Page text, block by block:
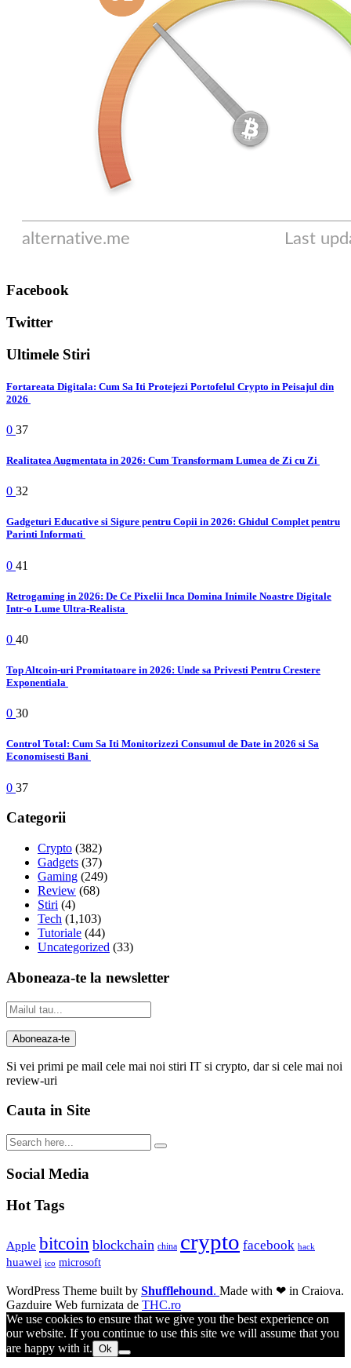
Facebook
Twitter
Ultimele Stiri
Fortareata Digitala: Cum Sa Iti Protejezi Portofelul Crypto in Peisajul din
2026
0 37
Realitatea Augmentata in 2026: Cum Transformam Lumea de Zi cu Zi
0 32
Gadgeturi Educative si Sigure pentru Copii in 2026: Ghidul Complet pentru
Parinti Informati
0 41
Retrogaming in 2026: De Ce Pixelii Inca Domina Inimile Noastre Digitale
Intr-o Lume Ultra-Realista
0 40
Top Altcoin-uri Promitatoare in 2026: Unde sa Privesti Pentru Crestere
Exponentiala
0 30
Control Total: Cum Sa Iti Monitorizezi Consumul de Date in 2026 si Sa
Economisesti Bani
0 37
Categorii
Crypto (382)
Gadgets (37)
Gaming (249)
Review (68)
Stiri (4)
Tech (1,103)
Tutoriale (44)
Uncategorized (33)
Aboneaza-te la newsletter
Si vei primi pe mail cele mai noi stiri IT si crypto, dar si cele mai noi
review-uri
Cauta in Site
Social Media
Hot Tags
Apple bitcoin blockchain china crypto facebook hack
huawei ico microsoft
WordPress Theme built by Shufflehound. Made with ❤ in Craiova.
Gazduire Web furnizata de THC.ro
We use cookies to ensure that we give you the best experience on
our website. If you continue to use this site we will assume that you
are happy with it. Ok